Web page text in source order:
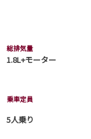
総排気量
1.8L+モーター
乗車定員
5人乗り